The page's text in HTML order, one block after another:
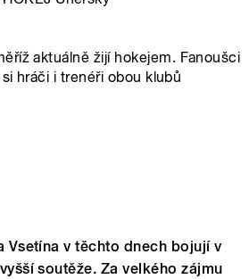
aktuálně žijí hokejem. Fanoušci
hráči i trenéři obou klubů
Vsetína v těchto dnech bojují v
soutěže. Za velkého zájmu